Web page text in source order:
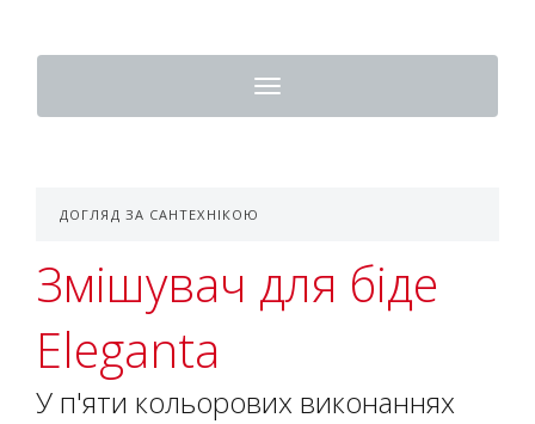
Toggle
navigation
ДОГЛЯД ЗА САНТЕХНІКОЮ
Змішувач для біде
Eleganta
У п'яти кольорових виконаннях